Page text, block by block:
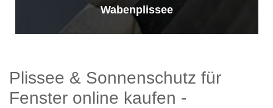
Wabenplissee
Plissee & Sonnenschutz für
Fenster online kaufen -